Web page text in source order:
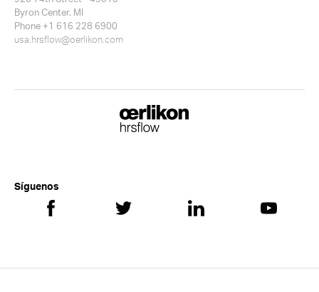
Byron Center. MI
Phone +1 616 228 6900
usa.hrsflow@oerlikon.com
Síguenos